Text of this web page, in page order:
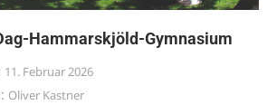
Hammarskjöld-Gymnasium
11. Februar 2026
Oliver Kastner